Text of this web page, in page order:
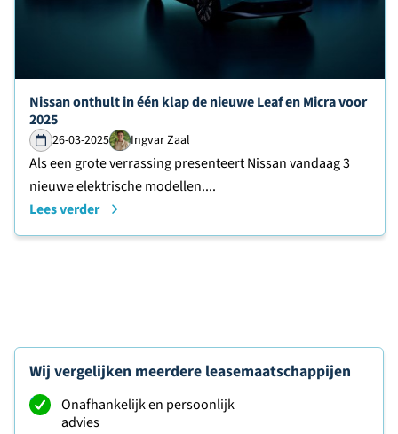
Lees verder over
Nissan onthult in één klap de nieuwe Leaf en Micra voor
2025
26-03-2025 Ingvar Zaal
Als een grote verrassing presenteert Nissan vandaag 3
nieuwe elektrische modellen....
Lees verder
Wij vergelijken meerdere leasemaatschappijen
Onafhankelijk en persoonlijk
advies